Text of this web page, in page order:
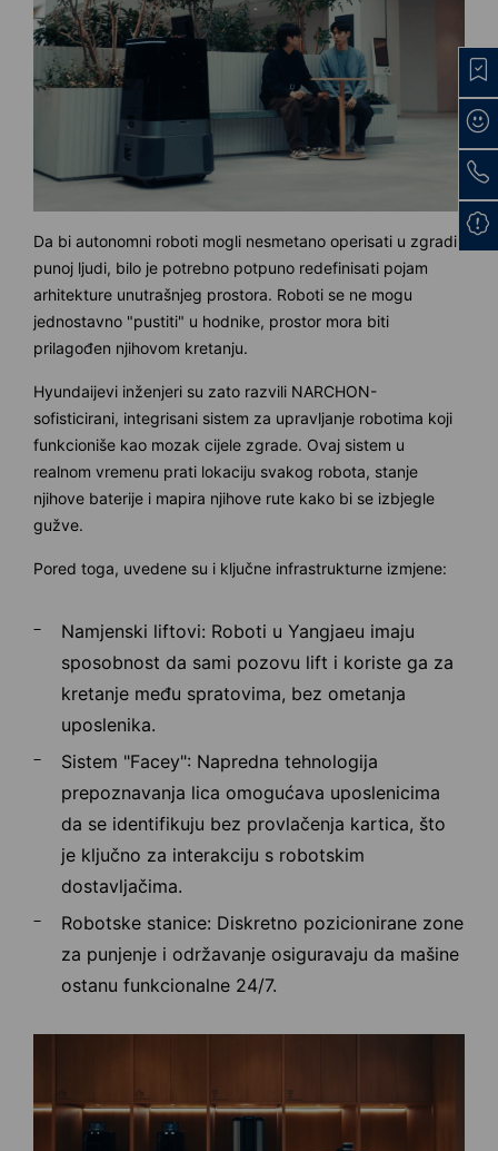
Da bi autonomni roboti mogli nesmetano operisati u zgradi
punoj ljudi, bilo je potrebno potpuno redefinisati pojam
arhitekture unutrašnjeg prostora. Roboti se ne mogu
jednostavno "pustiti" u hodnike, prostor mora biti
prilagođen njihovom kretanju.
Hyundaijevi inženjeri su zato razvili NARCHON-
sofisticirani, integrisani sistem za upravljanje robotima koji
funkcioniše kao mozak cijele zgrade. Ovaj sistem u
realnom vremenu prati lokaciju svakog robota, stanje
njihove baterije i mapira njihove rute kako bi se izbjegle
gužve.
Pored toga, uvedene su i ključne infrastrukturne izmjene:
Namjenski liftovi: Roboti u Yangjaeu imaju
sposobnost da sami pozovu lift i koriste ga za
kretanje među spratovima, bez ometanja
uposlenika.
Sistem "Facey": Napredna tehnologija
prepoznavanja lica omogućava uposlenicima
da se identifikuju bez provlačenja kartica, što
je ključno za interakciju s robotskim
dostavljačima.
Robotske stanice: Diskretno pozicionirane zone
za punjenje i održavanje osiguravaju da mašine
ostanu funkcionalne 24/7.